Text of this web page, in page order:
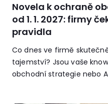
Novela k ochraně
od 1. 1. 2027: firmy
pravidla
Co dnes ve firmě
tajemství? Jsou vaše
obchodní strategie nebo